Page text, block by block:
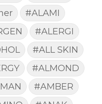
#ALAMI
#ALERGI
#ALL SKIN
#ALMOND
#AMBER